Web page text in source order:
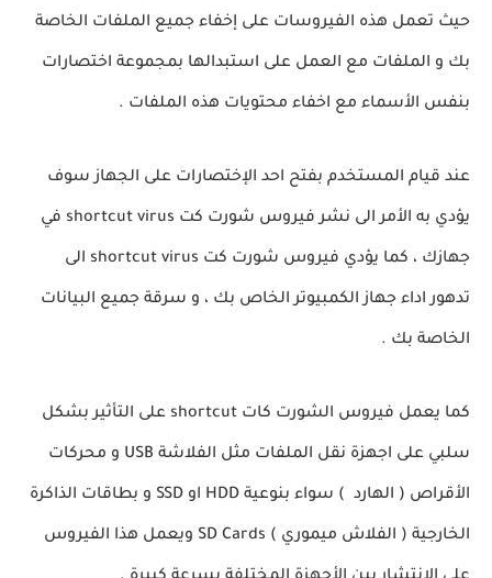
حيث تعمل هذه الفيروسات على إخفاء جميع الملفات الخاصة
بك و الملفات مع العمل على استبدالها بمجموعة اختصارات
بنفس الأسماء مع اخفاء محتويات هذه الملفات .
عند قيام المستخدم بفتح احد الإختصارات على الجهاز سوف
يؤدي به الأمر الى نشر فيروس شورت كت shortcut virus في
جهازك ، كما يؤدي فيروس شورت كت shortcut virus الى
تدهور اداء جهاز الكمبيوتر الخاص بك ، و سرقة جميع البيانات
الخاصة بك .
كما يعمل فيروس الشورت كات shortcut على التأثير بشكل
سلبي على اجهزة نقل الملفات مثل الفلاشة USB و محركات
الأقراص ( الهارد ) سواء بنوعية HDD او SSD و بطاقات الذاكرة
الخارجية ( الفلاش ميموري ) SD Cards ويعمل هذا الفيروس